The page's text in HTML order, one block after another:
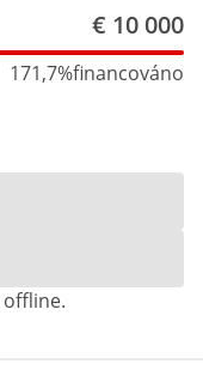
€ 10 000
171,7%financováno
offline.